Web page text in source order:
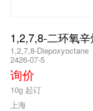
1,2,7,8-二环氧
1,2,7,8-Diepoxyoctane
2426-07-5
询价
10g 起订
上海